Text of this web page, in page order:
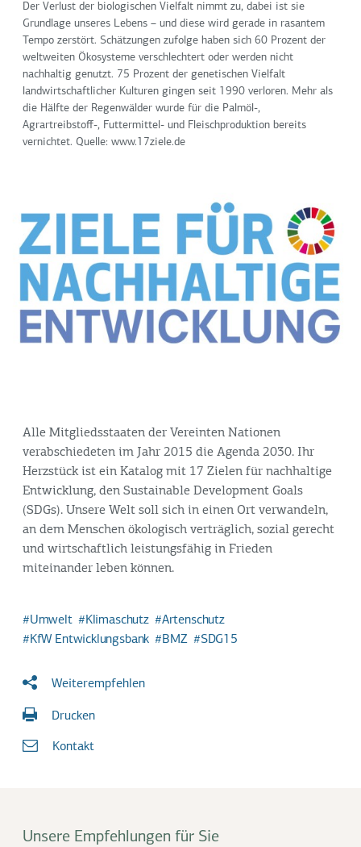
Der Verlust der biologischen Vielfalt nimmt zu, dabei ist sie
Grundlage unseres Lebens – und diese wird gerade in rasantem
Tempo zerstört. Schätzungen zufolge haben sich 60 Prozent der
weltweiten Ökosysteme verschlechtert oder werden nicht
nachhaltig genutzt. 75 Prozent der genetischen Vielfalt
landwirtschaftlicher Kulturen gingen seit 1990 verloren. Mehr als
die Hälfte der Regenwälder wurde für die Palmöl-,
Agrartreibstoff-, Futtermittel- und Fleischproduktion bereits
vernichtet. Quelle: www.17ziele.de
Alle Mitgliedsstaaten der Vereinten Nationen
verabschiedeten im Jahr 2015 die Agenda 2030. Ihr
Herzstück ist ein Katalog mit 17 Zielen für nachhaltige
Entwicklung, den Sustainable Development Goals
(SDGs). Unsere Welt soll sich in einen Ort verwandeln,
an dem Menschen ökologisch verträglich, sozial gerecht
und wirtschaftlich leistungsfähig in Frieden
miteinander leben können.
Umwelt Klimaschutz
Artenschutz
KfW Entwicklungsbank
BMZ SDG15
Weiterempfehlen
Drucken
Kontakt
Unsere Empfehlungen für Sie